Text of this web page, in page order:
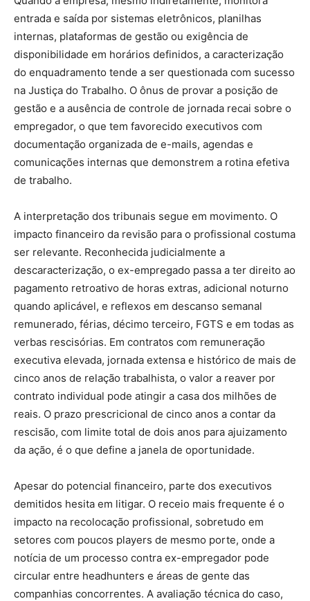
entrada e saída por sistemas eletrônicos, planilhas
internas, plataformas de gestão ou exigência de
disponibilidade em horários definidos, a caracterização
do enquadramento tende a ser questionada com sucesso
na Justiça do Trabalho. O ônus de provar a posição de
gestão e a ausência de controle de jornada recai sobre o
empregador, o que tem favorecido executivos com
documentação organizada de e-mails, agendas e
comunicações internas que demonstrem a rotina efetiva
de trabalho.
A interpretação dos tribunais segue em movimento. O
impacto financeiro da revisão para o profissional costuma
ser relevante. Reconhecida judicialmente a
descaracterização, o ex-empregado passa a ter direito ao
pagamento retroativo de horas extras, adicional noturno
quando aplicável, e reflexos em descanso semanal
remunerado, férias, décimo terceiro, FGTS e em todas as
verbas rescisórias. Em contratos com remuneração
executiva elevada, jornada extensa e histórico de mais de
cinco anos de relação trabalhista, o valor a reaver por
contrato individual pode atingir a casa dos milhões de
reais. O prazo prescricional de cinco anos a contar da
rescisão, com limite total de dois anos para ajuizamento
da ação, é o que define a janela de oportunidade.
Apesar do potencial financeiro, parte dos executivos
demitidos hesita em litigar. O receio mais frequente é o
impacto na recolocação profissional, sobretudo em
setores com poucos players de mesmo porte, onde a
notícia de um processo contra ex-empregador pode
circular entre headhunters e áreas de gente das
companhias concorrentes. A avaliação técnica do caso,